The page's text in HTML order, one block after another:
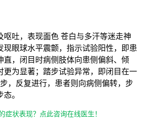
呕吐，表现面色 苍白与多汗等迷走神
现眼球水平震颤，指示试验阳性，即患
直，闭目时病侧肢体向患侧偏斜、倾
更为显著；踏步试验异常，即闭目在一
，反复进行，患者则向病侧偏转，步
态。
症状表现？点此咨询在线医生！